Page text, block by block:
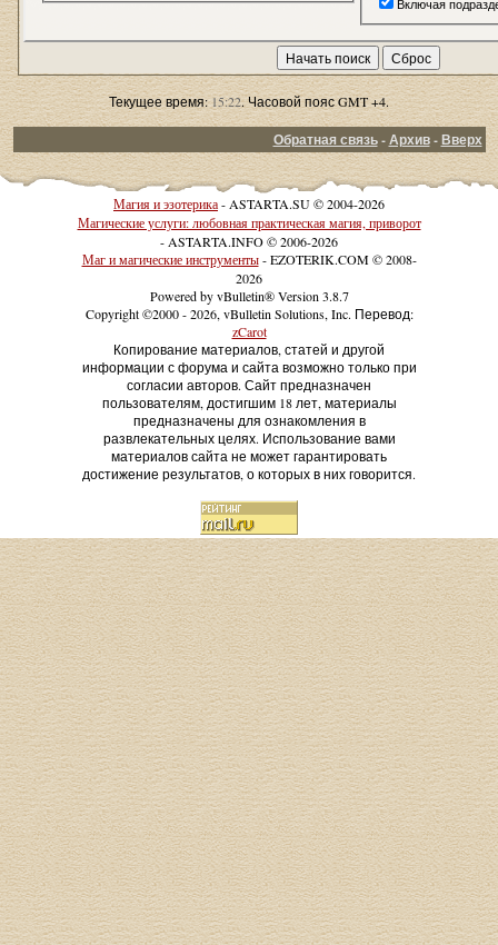
Включая
Текущее время:15:22. Часовой пояс GMT +4.
Обратная связь-Архив-Вверх
Магия и эзотерика- ASTARTA.SU © 2004-2026
Магические услуги: любовная практическая магия, приворот
- ASTARTA.INFO © 2006-2026
Маг и магические инструменты- EZOTERIK.COM © 2008-
2026
Powered by vBulletin® Version 3.8.7
Copyright ©2000 - 2026, vBulletin Solutions, Inc. Перевод:
zCarot
Копирование материалов, статей и другой
информации с форума и сайта возможно только при
согласии авторов. Сайт предназначен
пользователям, достигшим 18 лет, материалы
предназначены для ознакомления в
развлекательных целях. Использование вами
материалов сайта не может гарантировать
достижение результатов, о которых в них говорится.